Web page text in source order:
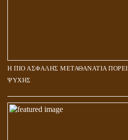
Η ΠΙΟ ΑΣΦΑΛΗΣ ΜΕΤΑΘΑΝΑΤΙΑ
ΨΥΧΗΣ